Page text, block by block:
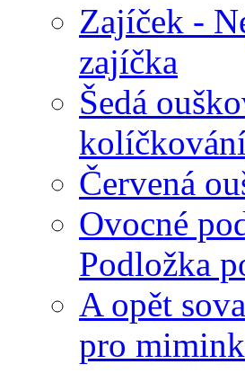
Zajíček -
zajíčka
Šedá
Červená
Ovocné
Podložka
A opět
pro